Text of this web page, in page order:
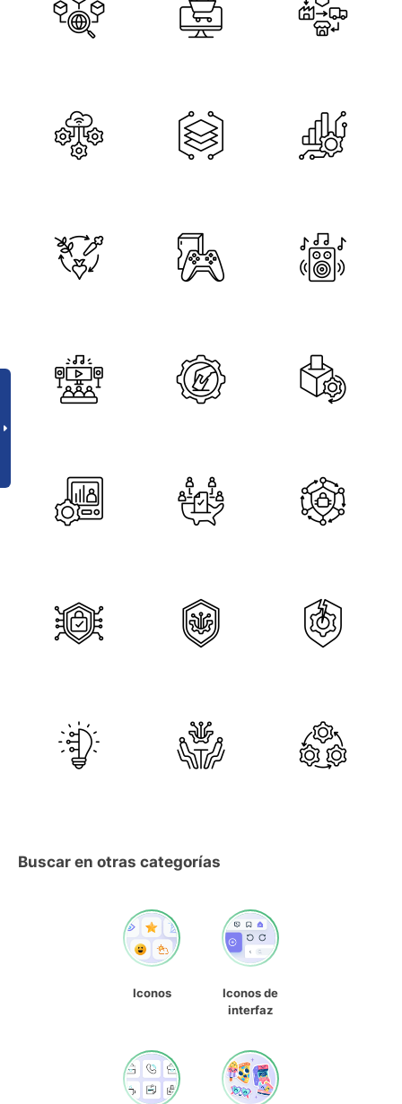
Buscar en otras categorías
Iconos
Iconos de
interfaz